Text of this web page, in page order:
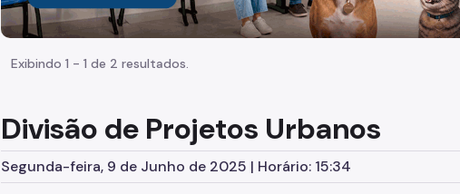
Exibindo 1 - 1 de 2 resultados.
Divisão de Projetos Urbanos
Segunda-feira, 9 de Junho de 2025 | Horário: 15:34